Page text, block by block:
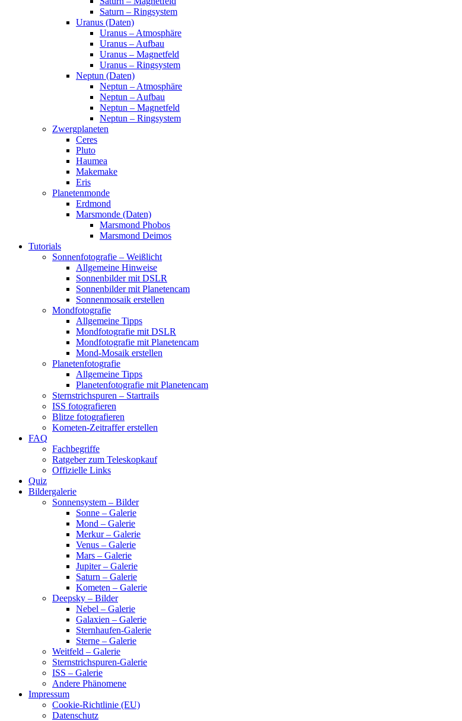
Saturn – Ringsystem
Uranus (Daten)
Uranus – Atmosphäre
Uranus – Aufbau
Uranus – Magnetfeld
Uranus – Ringsystem
Neptun (Daten)
Neptun – Atmosphäre
Neptun – Aufbau
Neptun – Magnetfeld
Neptun – Ringsystem
Zwergplaneten
Ceres
Pluto
Haumea
Makemake
Eris
Planetenmonde
Erdmond
Marsmonde (Daten)
Marsmond Phobos
Marsmond Deimos
Tutorials
Sonnenfotografie – Weißlicht
Allgemeine Hinweise
Sonnenbilder mit DSLR
Sonnenbilder mit Planetencam
Sonnenmosaik erstellen
Mondfotografie
Allgemeine Tipps
Mondfotografie mit DSLR
Mondfotografie mit Planetencam
Mond-Mosaik erstellen
Planetenfotografie
Allgemeine Tipps
Planetenfotografie mit Planetencam
Sternstrichspuren – Startrails
ISS fotografieren
Blitze fotografieren
Kometen-Zeitraffer erstellen
FAQ
Fachbegriffe
Ratgeber zum Teleskopkauf
Offizielle Links
Quiz
Bildergalerie
Sonnensystem – Bilder
Sonne – Galerie
Mond – Galerie
Merkur – Galerie
Venus – Galerie
Mars – Galerie
Jupiter – Galerie
Saturn – Galerie
Kometen – Galerie
Deepsky – Bilder
Nebel – Galerie
Galaxien – Galerie
Sternhaufen-Galerie
Sterne – Galerie
Weitfeld – Galerie
Sternstrichspuren-Galerie
ISS – Galerie
Andere Phänomene
Impressum
Cookie-Richtlinie (EU)
Datenschutz